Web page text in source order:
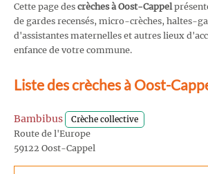
Cette page des crèches à Oost-Cappel
de gardes recensés, micro-crèches, haltes-
d'assistantes maternelles et autres lieux
enfance de votre commune.
Liste des crèches à Oost-
Bambibus Crèche collective
Route de l'Europe
59122 Oost-Cappel